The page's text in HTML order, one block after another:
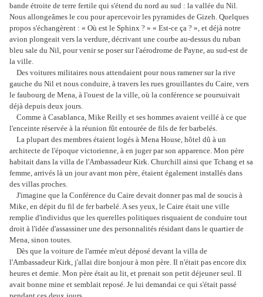
bande étroite de terre fertile qui s'étend du nord au sud : la vallée du Nil.
Nous allongeâmes le cou pour apercevoir les pyramides de Gizeh. Quelques
propos s'échangèrent : « Où est le Sphinx ? » « Est-ce ça ? », et déjà notre
avion plongeait vers la verdure, décrivant une courbe au-dessus du ruban
bleu sale du Nil, pour venir se poser sur l'aérodrome de Payne, au sud-est de
la ville.
Des voitures militaires nous attendaient pour nous ramener sur la rive
gauche du Nil et nous conduire, à travers les rues grouillantes du Caire, vers
le faubourg de Mena, à l'ouest de la ville, où la conférence se poursuivait
déjà depuis deux jours.
Comme à Casablanca, Mike Reilly et ses hommes avaient veillé à ce que
l'enceinte réservée à la réunion fût entourée de fils de fer barbelés.
La plupart des membres étaient logés à Mena House, hôtel dû à un
architecte de l'époque victorienne, à en juger par son apparence. Mon père
habitait dans la villa de l'Ambassadeur Kirk. Churchill ainsi que Tchang et sa
femme, arrivés là un jour avant mon père, étaient également installés dans
des villas proches.
J'imagine que la Conférence du Caire devait donner pas mal de soucis à
Mike, en dépit du fil de fer barbelé. A ses yeux, le Caire était une ville
remplie d'individus que les querelles politiques risquaient de conduire tout
droit à l'idée d'assassiner une des personnalités résidant dans le quartier de
Mena, sinon toutes.
Dès que la voiture de l'armée m'eut déposé devant la villa de
l'Ambassadeur Kirk, j'allai dire bonjour à mon père. Il n'était pas encore dix
heures et demie. Mon père était au lit, et prenait son petit déjeuner seul. Il
avait bonne mine et semblait reposé. Je lui demandai ce qui s'était passé